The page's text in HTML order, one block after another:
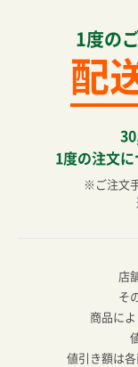
1度の
配
1度の注文に
※ご注文
店
そ
商品に
値引き額は